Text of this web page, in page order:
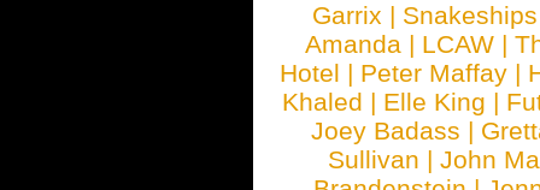
Garrix |
Amanda | LCAW |
Hotel | Peter Maffay |
Khaled | Elle King |
Joey Badass |
Sullivan | John